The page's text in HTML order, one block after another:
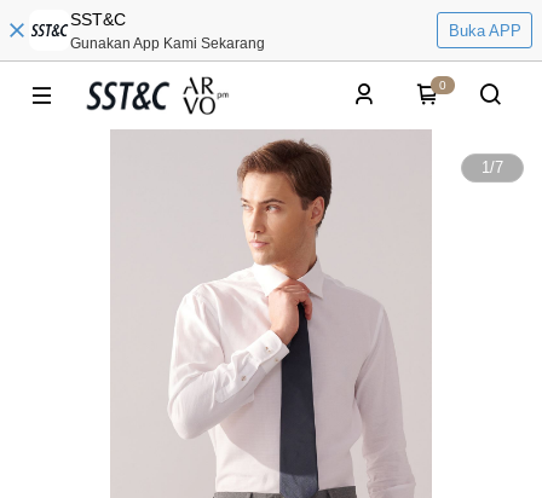
SST&C
Gunakan App Kami Sekarang
Buka APP
0
1/7